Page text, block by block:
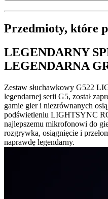
Przedmioty, które
LEGENDARNY
LEGENDARNA
Zestaw słuchawkowy G522
legendarnej serii G5, został
gamie gier i niezrównanych
podświetleniu LIGHTSYNC
najlepszemu mikrofonowi do
rozgrywka, osiągnięcie i
naprawdę legendarny.